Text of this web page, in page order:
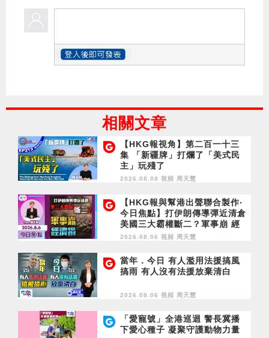
相關文章
【HKG報視角】第二百一十三
集 「新疆牌」打爛了「美式民
主」玩殘了
2026.08.08 視頻 周天慧
【HKG報與幫港出聲聯合製作‧
今日焦點】打伊朗傳導彈近清倉
美國三大霸權斷二？軍事崩 經
濟損
2026.08.06 視頻 周天慧
當年．今日 有人濫用法援搞風
搞雨 有人沒有法援放棄清白
2026.08.06 視頻 周天慧
「愛寵號」全港巡迴 警長冀播
下愛心種子 凝聚守護動物力量